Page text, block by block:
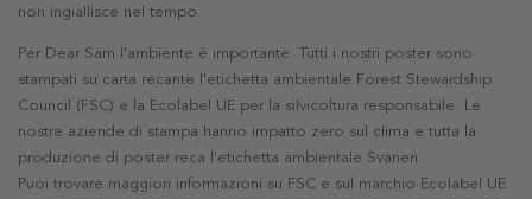
non ingiallisce nel tempo.
Per Dear Sam l'ambiente è importante. Tutti i nostri poster sono
stampati su carta recante l'etichetta ambientale Forest Stewardship
Council (FSC) e la Ecolabel UE per la silvicoltura responsabile. Le
nostre aziende di stampa hanno impatto zero sul clima e tutta la
produzione di poster reca l'etichetta ambientale Svanen.
Puoi trovare maggiori informazioni su FSC e sul marchio Ecolabel UE